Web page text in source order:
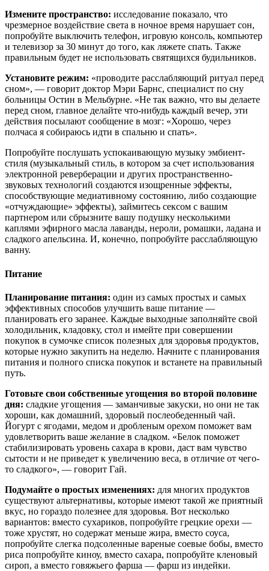
Измените пространство: исследование показало, что
чрезмерное воздействие света в ночное время нарушает сон,
попробуйте выключить телефон, игровую консоль, компьютер
и телевизор за 30 минут до того, как ляжете спать. Также
правильным будет не использовать святящихся будильников.
Установите режим: «проводите расслабляющий ритуал перед
сном», — говорит доктор Мэри Барнс, специалист по сну
больницы Остин в Мельбурне. «Не так важно, что вы делаете
перед сном, главное делайте что-нибудь каждый вечер, эти
действия посылают сообщение в мозг: «Хорошо, через
полчаса я собираюсь идти в спальню и спать».
Попробуйте послушать успокаивающую музыку эмбиент-
стиля (музыкальный стиль, в котором за счет использования
электронной реверберации и других пространственно-
звуковых технологий создаются изощренные эффекты,
способствующие медиативному состоянию, либо создающие
«отчуждающие» эффекты), займитесь сексом с вашим
партнером или сбрызните вашу подушку несколькими
каплями эфирного масла лаванды, нероли, ромашки, ладана и
сладкого апельсина. И, конечно, попробуйте расслабляющую
ванну.
Питание
Планирование питания: один из самых простых и самых
эффективных способов улучшить ваше питание —
планировать его заранее. Каждые выходные заполняйте свой
холодильник, кладовку, стол и имейте при совершении
покупок в сумочке список полезных для здоровья продуктов,
которые нужно закупить на неделю. Начните с планирования
питания и полного списка покупок и встанете на правильный
путь.
Готовьте свои собственные угощения во второй половине
дня: сладкие угощения — заманчивые закуски, но они не так
хороши, как домашний, здоровый послеобеденный чай.
Йогурт с ягодами, медом и дробленым орехом поможет вам
удовлетворить ваше желание в сладком. «Белок поможет
стабилизировать уровень сахара в крови, даст вам чувство
сытости и не приведет к увеличению веса, в отличие от чего-
то сладкого», — говорит Гай.
Подумайте о простых изменениях: для многих продуктов
существуют альтернативы, которые имеют такой же приятный
вкус, но гораздо полезнее для здоровья. Вот несколько
вариантов: вместо сухариков, попробуйте грецкие орехи —
тоже хрустят, но содержат меньше жира, вместо соуса,
попробуйте слегка подсоленные вареные соевые бобы, вместо
риса попробуйте киноу, вместо сахара, попробуйте кленовый
сироп, а вместо говяжьего фарша — фарш из индейки.